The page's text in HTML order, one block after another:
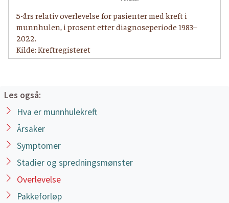
5-års relativ overlevelse for pasienter med kreft i
munnhulen, i prosent etter diagnoseperiode 1983–
2022.
Kilde: Kreftregisteret
Les også:
Hva er munnhulekreft
Årsaker
Symptomer
Stadier og spredningsmønster
Overlevelse
Pakkeforløp